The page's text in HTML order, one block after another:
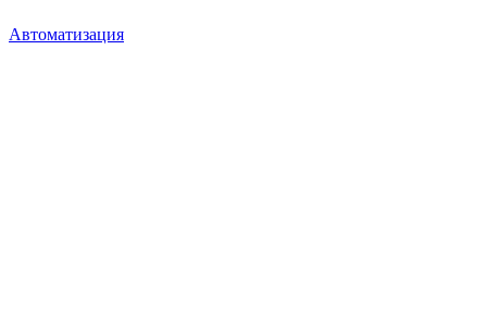
Автоматизация